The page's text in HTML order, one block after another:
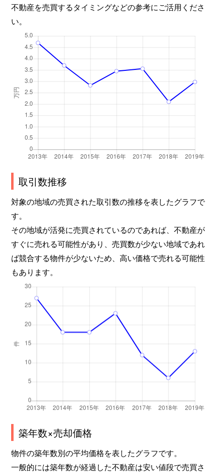
不動産を売買するタイミングなどの参考にご活用くださ
い。
取引数推移
対象の地域の売買された取引数の推移を表したグラフで
す。
その地域が活発に売買されているのであれば、不動産が
すぐに売れる可能性があり、売買数が少ない地域であれ
ば競合する物件が少ないため、高い価格で売れる可能性
もあります。
築年数×売却価格
物件の築年数別の平均価格を表したグラフです。
一般的には築年数が経過した不動産は安い値段で売買さ